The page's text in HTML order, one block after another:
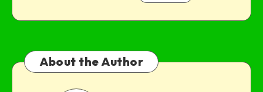
About the Author